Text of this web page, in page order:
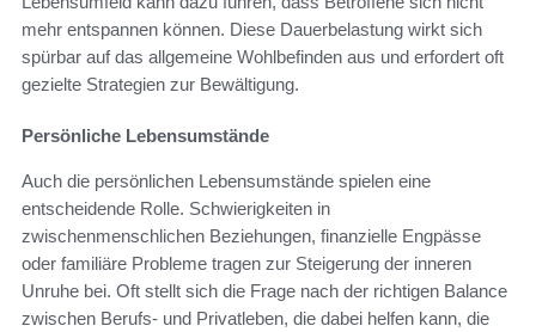
mehr entspannen können. Diese Dauerbelastung wirkt sich
spürbar auf das allgemeine Wohlbefinden aus und erfordert oft
gezielte Strategien zur Bewältigung.
Persönliche Lebensumstände
Auch die persönlichen Lebensumstände spielen eine
entscheidende Rolle. Schwierigkeiten in
zwischenmenschlichen Beziehungen, finanzielle Engpässe
oder familiäre Probleme tragen zur Steigerung der inneren
Unruhe bei. Oft stellt sich die Frage nach der richtigen Balance
zwischen Berufs- und Privatleben, die dabei helfen kann, die